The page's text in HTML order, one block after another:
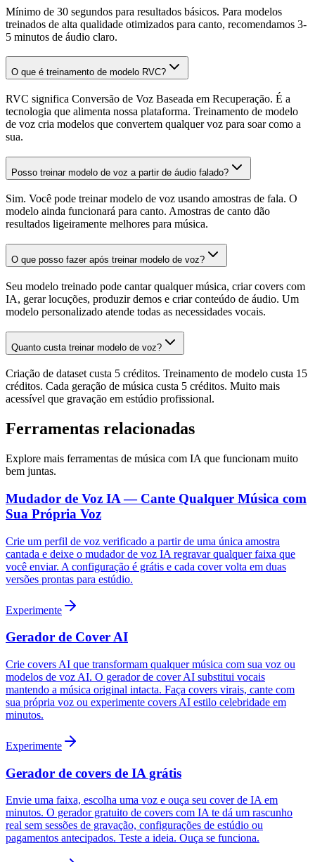
Mínimo de 30 segundos para resultados básicos. Para modelos
treinados de alta qualidade otimizados para canto, recomendamos 3-
5 minutos de áudio claro.
O que é treinamento de modelo RVC?
RVC significa Conversão de Voz Baseada em Recuperação. É a
tecnologia que alimenta nossa plataforma. Treinamento de modelo
de voz cria modelos que convertem qualquer voz para soar como a
sua.
Posso treinar modelo de voz a partir de áudio falado?
Sim. Você pode treinar modelo de voz usando amostras de fala. O
modelo ainda funcionará para canto. Amostras de canto dão
resultados ligeiramente melhores para música.
O que posso fazer após treinar modelo de voz?
Seu modelo treinado pode cantar qualquer música, criar covers com
IA, gerar locuções, produzir demos e criar conteúdo de áudio. Um
modelo personalizado atende todas as necessidades vocais.
Quanto custa treinar modelo de voz?
Criação de dataset custa 5 créditos. Treinamento de modelo custa 15
créditos. Cada geração de música custa 5 créditos. Muito mais
acessível que gravação em estúdio profissional.
Ferramentas relacionadas
Explore mais ferramentas de música com IA que funcionam muito
bem juntas.
Mudador de Voz IA — Cante Qualquer Música com
Sua Própria Voz
Crie um perfil de voz verificado a partir de uma única amostra
cantada e deixe o mudador de voz IA regravar qualquer faixa que
você enviar. A configuração é grátis e cada cover volta em duas
versões prontas para estúdio.
Experimente
Gerador de Cover AI
Crie covers AI que transformam qualquer música com sua voz ou
modelos de voz AI. O gerador de cover AI substitui vocais
mantendo a música original intacta. Faça covers virais, cante com
sua própria voz ou experimente covers AI estilo celebridade em
minutos.
Experimente
Gerador de covers de IA grátis
Envie uma faixa, escolha uma voz e ouça seu cover de IA em
minutos. O gerador gratuito de covers com IA te dá um rascunho
real sem sessões de gravação, configurações de estúdio ou
pagamentos antecipados. Teste a ideia. Ouça se funciona.